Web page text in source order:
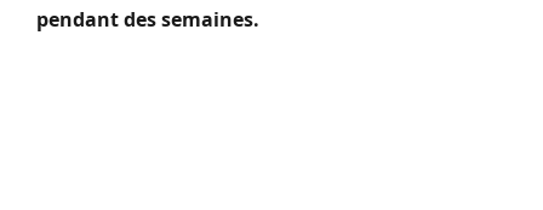
pendant des semaines.